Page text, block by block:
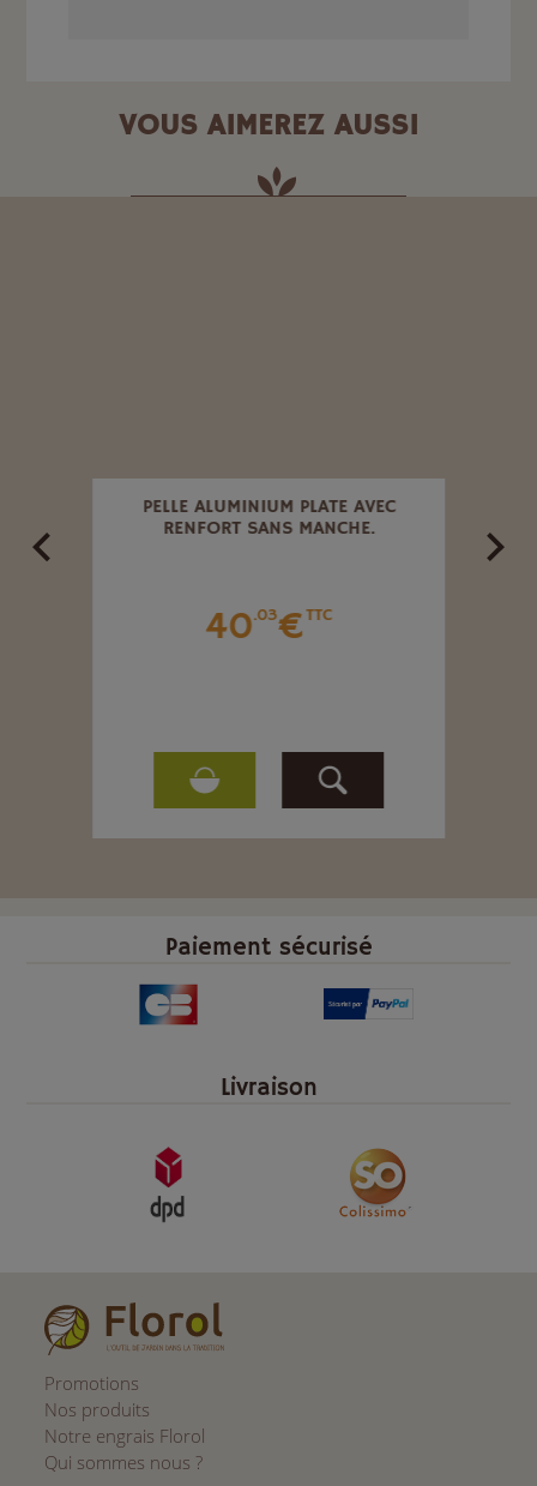
VOUS AIMEREZ AUSSI
PELLE ALUMINIUM PLATE AVEC
RENFORT SANS MANCHE.
40.03€TTC
Paiement sécurisé
Livraison
Promotions
Nos produits
Notre engrais Florol
Qui sommes nous ?